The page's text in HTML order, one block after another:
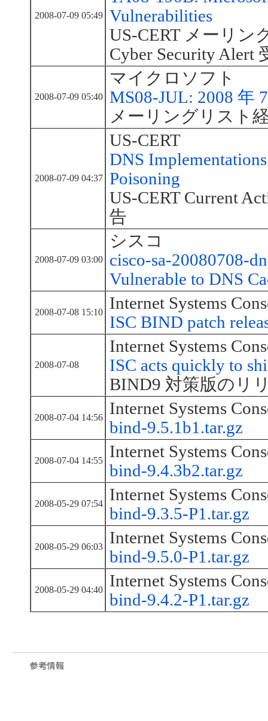
2008-07-09 05:49
Vulnerabilities
US-CERT メーリン
Cyber Security Alert
2008-07-09 05:40
マイクロソフト
MS08-JUL: 2008 年
メーリングリスト
2008-07-09 04:37
US-CERT
DNS
Poisoning
US-CERT Current
告
2008-07-09 03:00
シスコ
cisco-sa-20080708-
Vulnerable to DNS
2008-07-08 15:10
Internet Systems
ISC BIND patch
2008-07-08
Internet Systems
ISC acts quickly to
BIND9 対策版のリ
2008-07-04 14:56
Internet Systems
bind-9.5.1b1.tar.gz
2008-07-04 14:55
Internet Systems
bind-9.4.3b2.tar.gz
2008-05-29 07:54
Internet Systems
bind-9.3.5-P1.tar.gz
2008-05-29 06:03
Internet Systems
bind-9.5.0-P1.tar.gz
2008-05-29 04:40
Internet Systems
bind-9.4.2-P1.tar.gz